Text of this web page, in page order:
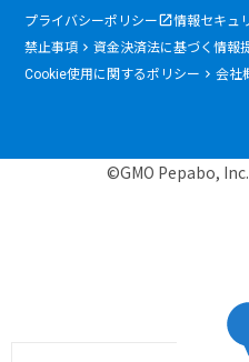
プライバシーポリシー 情報セキュ
禁止事項
資金決済法に基づく情報
Cookie使用に関するポリシー
会社
©GMO Pepabo,